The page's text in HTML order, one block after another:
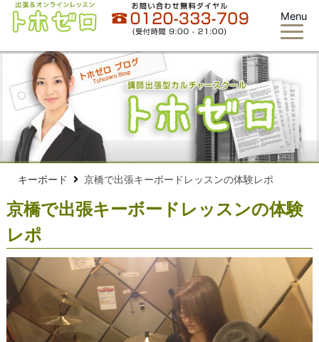
Menu
キーボード 京橋で出張キーボードレッスンの体験レポ
京橋で出張キーボードレッスンの体験
レポ